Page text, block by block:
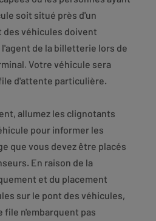
soit situé près d'un
des véhicules doivent
de la billetterie lors de
Votre véhicule sera
d'attente particulière.
allumez les clignotants
pour informer les
que vous devez être placés
En raison de la
et du placement
sur le pont des véhicules,
file n'embarquent pas